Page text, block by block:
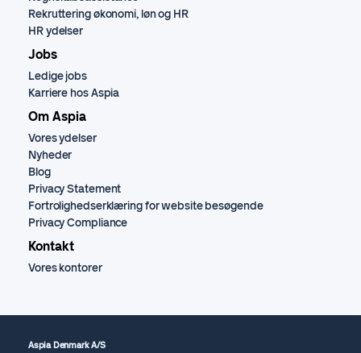
Rekruttering økonomi, løn og HR
HR ydelser
Jobs
Ledige jobs
Karriere hos Aspia
Om Aspia
Vores ydelser
Nyheder
Blog
Privacy Statement
Fortrolighedserklæring for website besøgende
Privacy Compliance
Kontakt
Vores kontorer
Aspia Denmark A/S